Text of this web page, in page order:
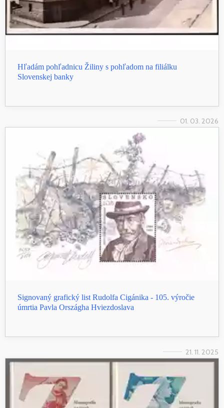
Hľadám pohľadnicu Žiliny s pohľadom na filiálku
Slovenskej banky
01. 03. 2026
Signovaný grafický list Rudolfa Cigánika - 105. výročie
úmrtia Pavla Országha Hviezdoslava
21. 11. 2025